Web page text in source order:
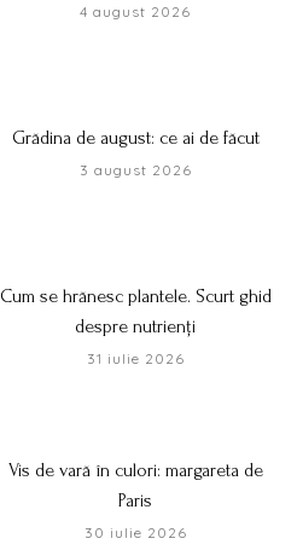
4 august 2026
Grădina de august: ce ai de făcut
3 august 2026
Cum se hrănesc plantele. Scurt ghid
despre nutrienți
31 iulie 2026
Vis de vară în culori: margareta de
Paris
30 iulie 2026